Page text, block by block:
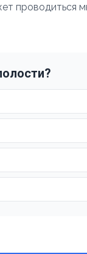
проводиться